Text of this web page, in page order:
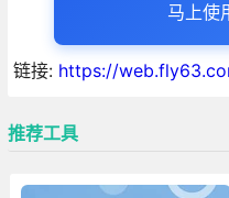
马上使
链接: https://
推荐工具